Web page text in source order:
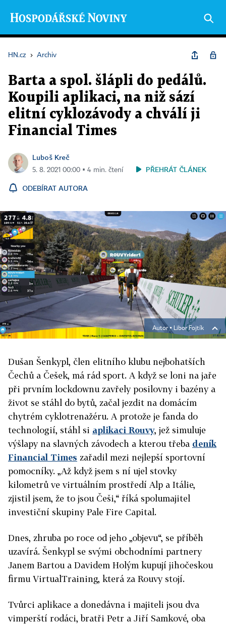
HN.cz › Archiv
Barta a spol. šlápli do pedálů.
Koupili aplikaci, na niž sází
elitní cyklozávody a chválí ji
Financial Times
Luboš Kreč
5. 8. 2021 00:00 ▪ 4 min. čtení PŘEHRÁT ČLÁNEK
ODEBÍRAT AUTORA
Autor ▪ Libor Fojtík
Dušan Šenkypl, člen elitního klubu nejbohatších
Čechů a Češek, má rád sport. A když se loni na jaře
při prvním lockdownu zavřely posilovny i bazény a
život se stáhl do bytů, začal jezdit na domácím
chytrém cyklotrenažéru. A protože je fanda do
technologií, stáhl si aplikaci Rouvy, jež simuluje
výšlapy na slavných závodech a kterou třeba deník
Financial Times zařadil mezi nejlepší sportovní
pomocníky. „Až když jsem s ní ujel stovky
kilometrů ve virtuálním prostředí Alp a Itálie,
zjistil jsem, že to jsou Češi,“ říká spolumajitel
investiční skupiny Pale Fire Capital.
Dnes, zhruba po roce od jeho „objevu“, se příběh
uzavírá. Šenkypl se svými obchodními partnery
Janem Bartou a Davidem Holým kupují jihočeskou
firmu VirtualTraining, která za Rouvy stojí.
Tvůrci aplikace a donedávna i majiteli jsou dva
vimperští rodáci, bratři Petr a Jiří Samkové, oba